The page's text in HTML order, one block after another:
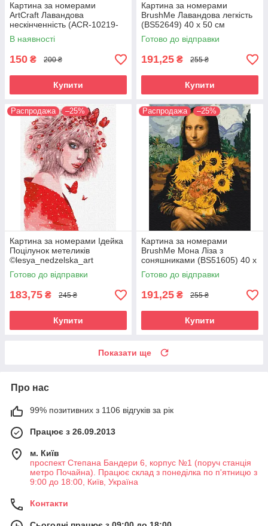
Картина за номерами
ArtCraft Лавандова
нескінченність (ACR-10219-
AC) 40 х 50 см
В наявності
150 ₴ 200 ₴
Купити
Картина за номерами
BrushMe Лавандова легкість
(BS52649) 40 х 50 см
Готово до відправки
191,25 ₴ 255 ₴
Купити
Распродажа –25%
Картина за номерами Ідейка
Поцілунок метеликів
©lesya_nedzelska_art
(KHO4955) 30 х 40 см
Готово до відправки
183,75 ₴ 245 ₴
Купити
Распродажа –25%
Картина за номерами
BrushMe Мона Ліза з
соняшниками (BS51605) 40 х
50 см
Готово до відправки
191,25 ₴ 255 ₴
Купити
Показати ще
Про нас
99% позитивних з 1106 відгуків за рік
Працює з 26.09.2013
м. Київ
проспект Степана Бандери 6, корпус №1 (поруч станція
метро Почайна). Працює склад з понеділка по п'ятницю з
9:00 до 18:00, Київ, Україна
Контакти